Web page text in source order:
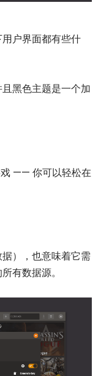
户界面都有些什
黑色主题是一个加
戏 —— 你可以轻松在
），也意味着它需
有数据源。